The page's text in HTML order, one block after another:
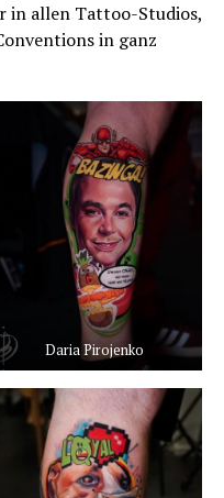
in allen Tattoo-Studios,
in ganz
Daria Pirojenko